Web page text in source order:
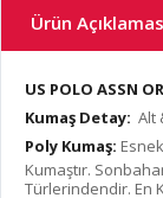
Ürün
US POLO ASSN
Kumaş Detay: Alt
Poly Kumaş:
Kumaştır.
Türlerindendir. En